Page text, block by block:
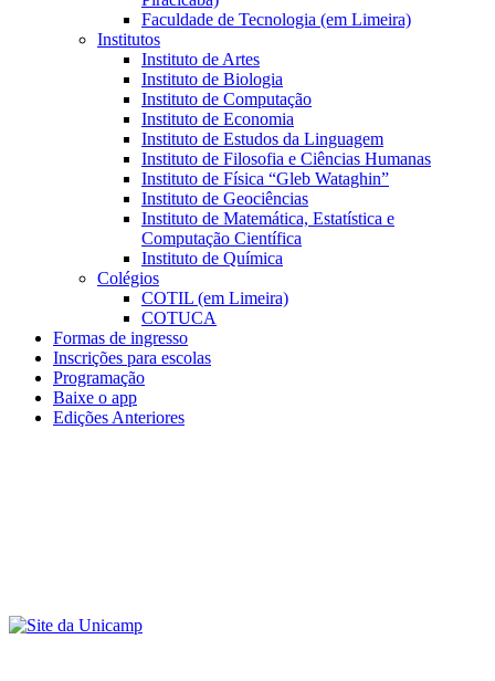
Faculdade de Tecnologia (em Limeira)
Institutos
Instituto de Artes
Instituto de Biologia
Instituto de Computação
Instituto de Economia
Instituto de Estudos da Linguagem
Instituto de Filosofia e Ciências Humanas
Instituto de Física “Gleb Wataghin”
Instituto de Geociências
Instituto de Matemática, Estatística e
Computação Científica
Instituto de Química
Colégios
COTIL (em Limeira)
COTUCA
Formas de ingresso
Inscrições para escolas
Programação
Baixe o app
Edições Anteriores